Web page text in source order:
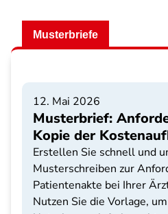
Musterbriefe
12. Mai 2026
Musterbrief:
Kopie der
Erstellen Sie schnell und
Musterschreiben zur
Patientenakte bei Ihrer
Nutzen Sie die Vorlage,